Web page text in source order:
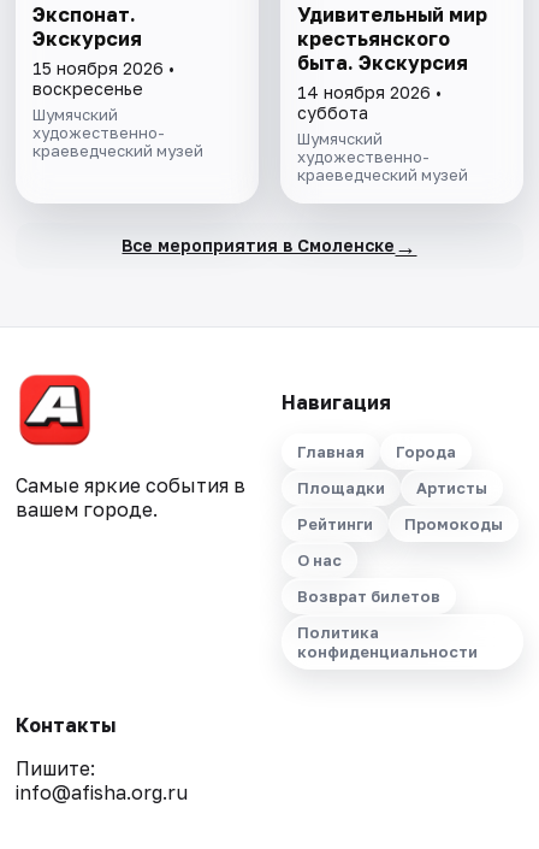
Экспонат.
Экскурсия
15 ноября 2026 •
воскресенье
Шумячский
художественно-
краеведческий музей
Удивительный мир
крестьянского
быта. Экскурсия
14 ноября 2026 •
суббота
Шумячский
художественно-
краеведческий музей
Все мероприятия в Смоленске →
Самые яркие события в
вашем городе.
Навигация
Главная
Города
Площадки
Артисты
Рейтинги
Промокоды
О нас
Возврат билетов
Политика
конфиденциальности
Контакты
Пишите:
info@afisha.org.ru